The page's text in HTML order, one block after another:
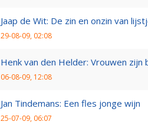
Jaap de Wit: De zin en onzin van
29-08-09, 02:08
Henk van den Helder: Vrouwen zijn
06-08-09, 12:08
Jan Tindemans: Een fles jonge wijn
25-07-09, 06:07